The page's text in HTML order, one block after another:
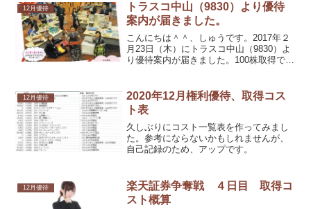
12月優待
トラスコ中山（9830）より優待
案内が届きました。
こんにちは＾＾、しゅうです。2017年２
月23日（木）にトラスコ中山（9830）よ
り優待案内が届きました。100株取得です
グフトを選択致しました。
12月優待
2020年12月権利優待、取得コス
ト表
久しぶりにコスト一覧表を作ってみまし
た。参考にならないかもしれませんが、
自己記録のため、アップです。
12月優待
楽天証券争奪戦 ４日目 取得コ
スト概算